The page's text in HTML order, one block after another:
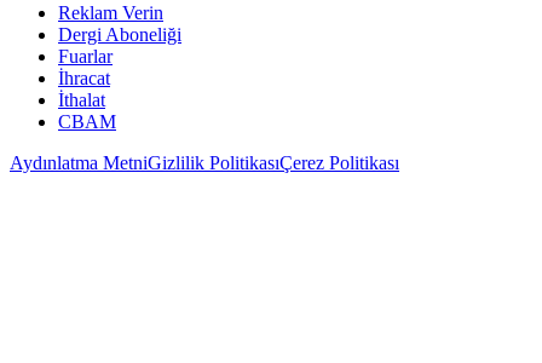
Reklam Verin
Dergi Aboneliği
Fuarlar
İhracat
İthalat
CBAM
Aydınlatma MetniGizlilik PolitikasıÇerez Politikası